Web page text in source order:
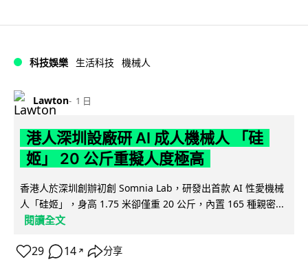
科技娛樂 生活科技 機械人
Lawton 1 日
港人深圳設廠研 AI 成人機械人 「硅
姬」 20 公斤重擬人度極高
香港人於深圳創辦初創 Somnia Lab，研發出首款 AI 性愛機械
人「硅姬」，身高 1.75 米卻僅重 20 公斤，內置 165 種親密...
閱讀全文
29 14 ↗ 分享